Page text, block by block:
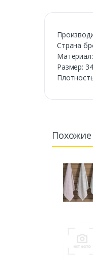
Страна
Размер: